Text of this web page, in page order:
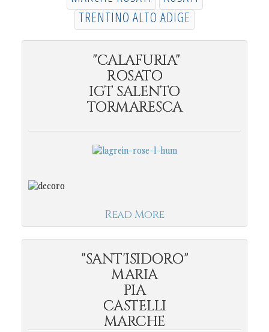
TRENTINO ALTO ADIGE
"CALAFURIA"
ROSATO
IGT SALENTO
TORMARESCA
Read More
"SANT'ISIDORO"
MARIA
PIA
CASTELLI
MARCHE